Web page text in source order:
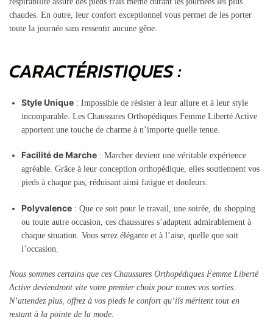
chaudes. En outre, leur confort exceptionnel vous permet de les porter
toute la journée sans ressentir aucune gêne.
CARACTÉRISTIQUES :
Style Unique : Impossible de résister à leur allure et à leur style
incomparable. Les Chaussures Orthopédiques Femme Liberté Active
apportent une touche de charme à n’importe quelle tenue.
Facilité de Marche : Marcher devient une véritable expérience
agréable. Grâce à leur conception orthopédique, elles soutiennent vos
pieds à chaque pas, réduisant ainsi fatigue et douleurs.
Polyvalence : Que ce soit pour le travail, une soirée, du shopping
ou toute autre occasion, ces chaussures s’adaptent admirablement à
chaque situation. Vous serez élégante et à l’aise, quelle que soit
l’occasion.
Nous sommes certains que ces Chaussures Orthopédiques Femme Liberté
Active deviendront vite votre premier choix pour toutes vos sorties.
N’attendez plus, offrez à vos pieds le confort qu’ils méritent tout en
restant à la pointe de la mode.